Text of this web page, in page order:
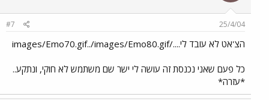
25/4/04
#7
הצ'אט לא עובד לי..../images/Emo70.gif../images/Emo80.gif
כל פעם שאני נכנסת זה עושה לי ישר שם משתמש לא חוקי, ונתקע..
*עזרה*